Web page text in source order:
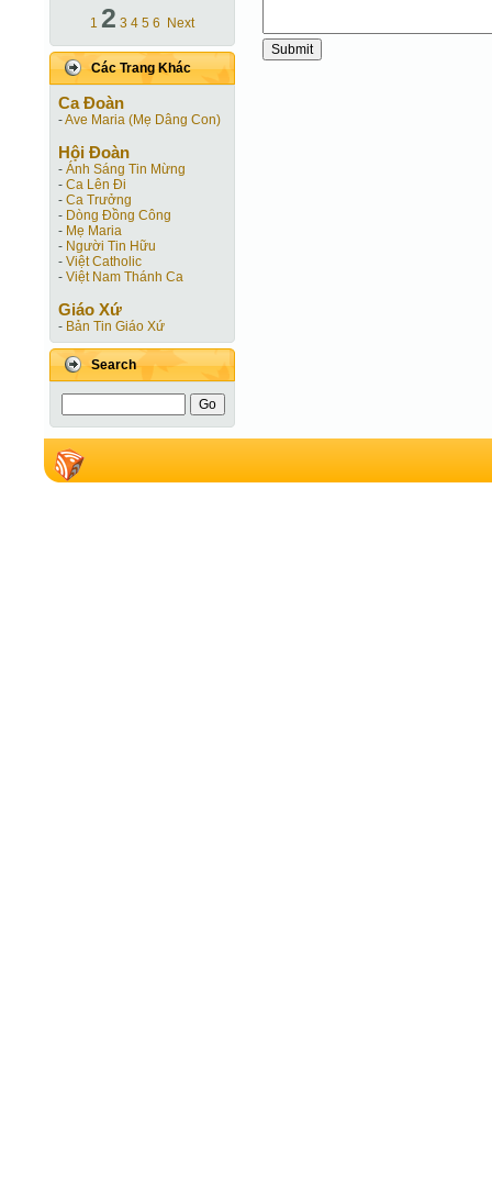
1 2 3 4 5 6 Next
Các Trang Khác
Ca Ðoàn
-Ave Maria (Mẹ Dâng Con)
Hội Ðoàn
- Ánh Sáng Tin Mừng
- Ca Lên Đi
- Ca Trưởng
- Dòng Đồng Công
- Mẹ Maria
- Người Tin Hữu
- Việt Catholic
- Việt Nam Thánh Ca
Giáo Xứ
- Bản Tin Giáo Xứ
Search